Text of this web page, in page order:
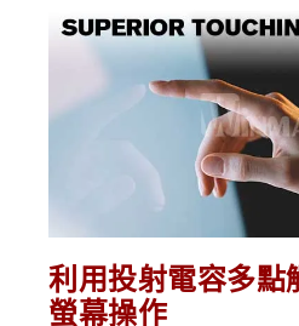
利用投射電容多點
螢幕操作